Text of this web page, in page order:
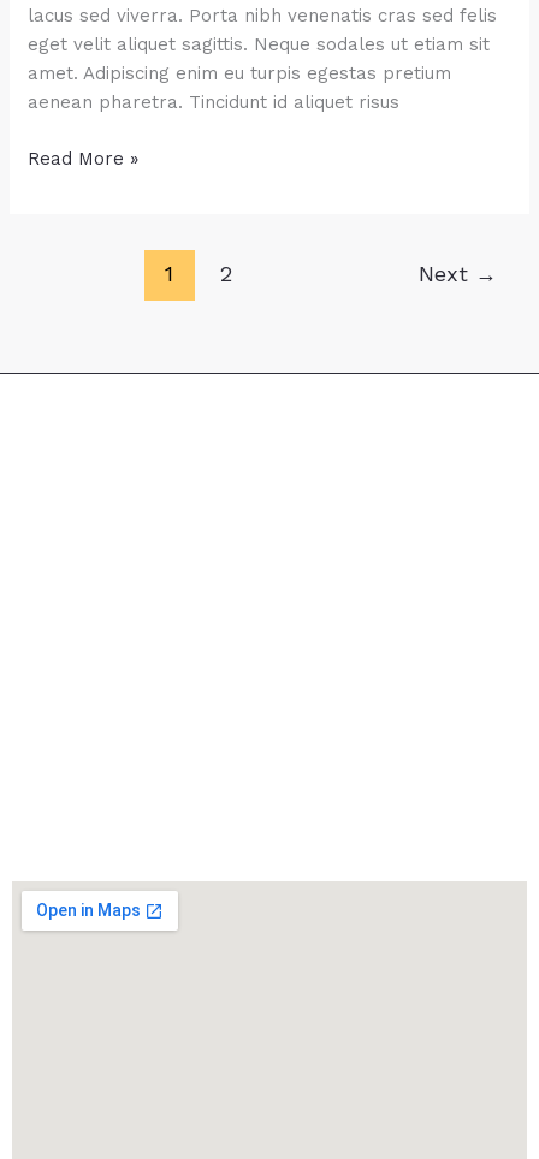
lacus sed viverra. Porta nibh venenatis cras sed felis
eget velit aliquet sagittis. Neque sodales ut etiam sit
amet. Adipiscing enim eu turpis egestas pretium
aenean pharetra. Tincidunt id aliquet risus
Fig
Read More »
1 2 Next →